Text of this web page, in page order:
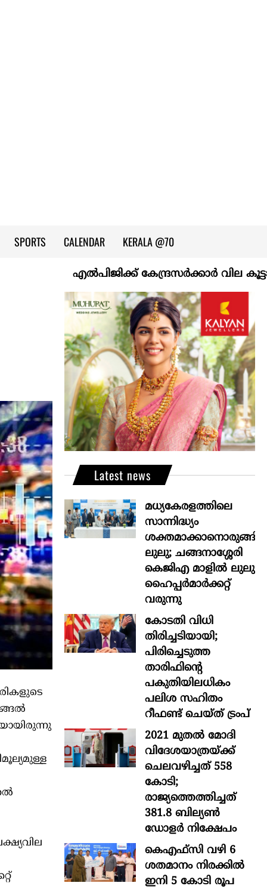
SPORTS CALENDAR KERALA @70
എല്‍പിജിക്ക് കേന്ദ്രസർക്കാർ വില
Latest news
മധ്യകേരളത്തിലെ
സാന്നിദ്ധ്യം
ശക്തമാക്കാനൊരുങ്ങി
ലുലു; ചങ്ങനാശ്ശേരി
കെജിഎ മാളിൽ ലുലു
ഹൈപ്പർമാർക്കറ്റ്
വരുന്നു
കോടതി വിധി
തിരിച്ചടിയായി;
പിരിച്ചെടുത്ത
താരിഫിന്‍റെ
പകുതിയിലധികം
പലിശ സഹിതം
റീഫണ്ട് ചെയ്ത് ട്രംപ്
2021 മുതൽ മോദി
വിദേശയാത്രയ്ക്ക്
ചെലവഴിച്ചത് 558
കോടി;
രാജ്യത്തെത്തിച്ചത്
381.8 ബില്യൺ
ഡോളർ നിക്ഷേപം
കെഎഫ്സി വഴി 6
ശതമാനം നിരക്കിൽ
ഇനി 5 കോടി രൂപ